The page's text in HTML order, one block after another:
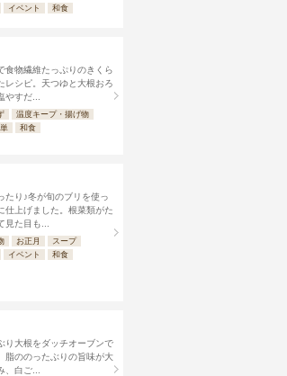
イベント 和食
食物繊維たっぷりのきくら
レシピ。天つゆと大根おろ
やすだ...
温度キープ・揚げ物
和食
たり♪冬が旬のブリを使っ
仕上げました。根菜類がた
見た目も...
お正月
スープ
イベント 和食
り大根をダッチオーブンで
脂ののったぶりの旨味が大
、白ご...